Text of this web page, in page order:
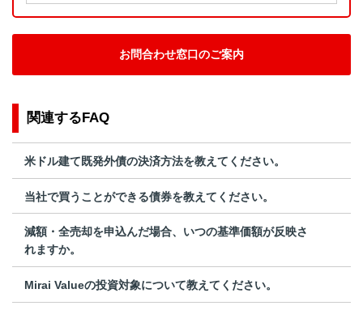
お問合わせ窓口のご案内
関連するFAQ
米ドル建て既発外債の決済方法を教えてください。
当社で買うことができる債券を教えてください。
減額・全売却を申込んだ場合、いつの基準価額が反映さ
れますか。
Mirai Valueの投資対象について教えてください。